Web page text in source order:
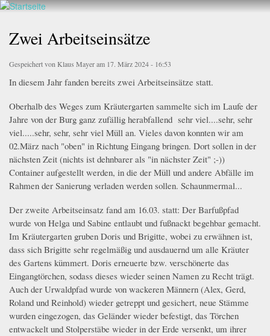
Direkt
Inhalt
Walderlebnis
e.V.
hier
Zwei Arbeitseinsätze
Gespeichert von Klaus Mayeram 17. März 2024 - 16:53
In diesem Jahr fanden bereits zwei Arbeitseinsätze statt.
Oberhalb des Weges zum Kräutergarten sammelte sich im Laufe der
Jahre von der Burg ganz zufällig herabfallend sehr viel....sehr, sehr
viel.....sehr, sehr, sehr viel Müll an. Vieles davon konnten wir am
02.März nach "oben" in Richtung Eingang bringen. Dort sollen in der
nächsten Zeit (nichts ist dehnbarer als "in nächster Zeit" ;-))
Container aufgestellt werden, in die der Müll und andere Abfälle im
Rahmen der Sanierung verladen werden sollen. Schaunmermal...
Der zweite Arbeitseinsatz fand am 16.03. statt: Der Barfußpfad
wurde von Helga und Sabine entlaubt und fußnackt begehbar gemacht.
Im Kräutergarten gruben Doris und Brigitte, wobei zu erwähnen ist,
dass sich Brigitte sehr regelmäßig und ausdauernd um alle Kräuter
des Gartens kümmert. Doris erneuerte bzw. verschönerte das
Eingangtörchen, sodass dieses wieder seinen Namen zu Recht trägt.
Auch der Urwaldpfad wurde von wackeren Männern (Alex, Gerd,
Roland und Reinhold) wieder getreppt und gesichert, neue Stämme
wurden eingezogen, das Geländer wieder befestigt, das Törchen
entwackelt und Stolperstäbe wieder in der Erde versenkt, um ihrer